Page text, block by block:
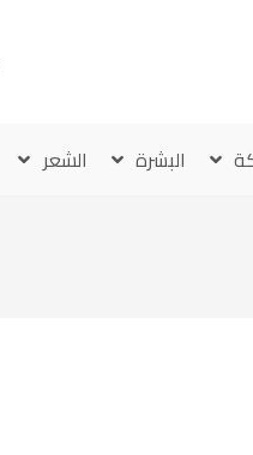
البشرة الشعر